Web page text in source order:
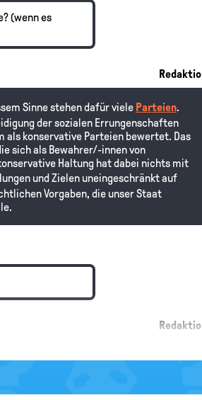
(wenn es
Sinne stehen dafür viele Parteien.
der sozialen Errungenschaften
als konservative Parteien bewertet. Das
sich als Bewahrer/-innen von
Haltung hat dabei nichts mit
und Zielen uneingeschränkt auf
Vorgaben, die unser Staat
„Liberalismus“ hier auf